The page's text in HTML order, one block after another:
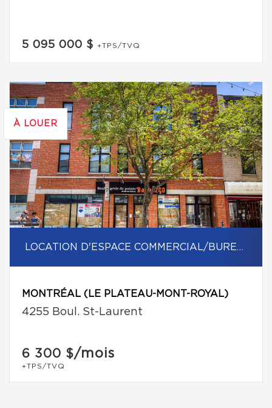
5 095 000 $ +TPS/TVQ
À LOUER
LOCATION D'ESPACE COMMERCIAL/BUREAU
MONTRÉAL (LE PLATEAU-MONT-ROYAL)
4255 Boul. St-Laurent
6 300 $/mois
+TPS/TVQ